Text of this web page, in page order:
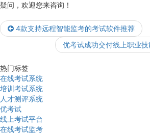
疑问，欢迎您来咨询！
4款支持远程智能监考的考试软件推荐
优考试成功交付线上职业
热门标签
在线考试系统
培训考试系统
人才测评系统
优考试
线上考试平台
在线考试监考